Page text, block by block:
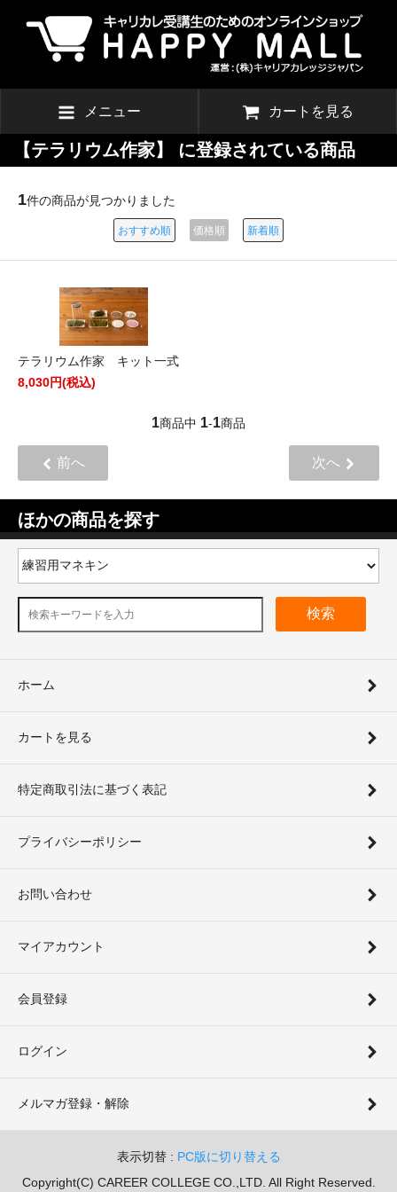
メニュー カートを見る
【テラリウム作家】 に登録されている商品
1件の商品が見つかりました
おすすめ順 価格順 新着順
テラリウム作家 キット一式
8,030円(税込)
1商品中 1-1商品
前へ 次へ
ほかの商品を探す
検索
ホーム
カートを見る
特定商取引法に基づく表記
プライバシーポリシー
お問い合わせ
マイアカウント
会員登録
ログイン
メルマガ登録・解除
表示切替 : PC版に切り替える
Copyright(C) CAREER COLLEGE CO.,LTD. All Right Reserved.